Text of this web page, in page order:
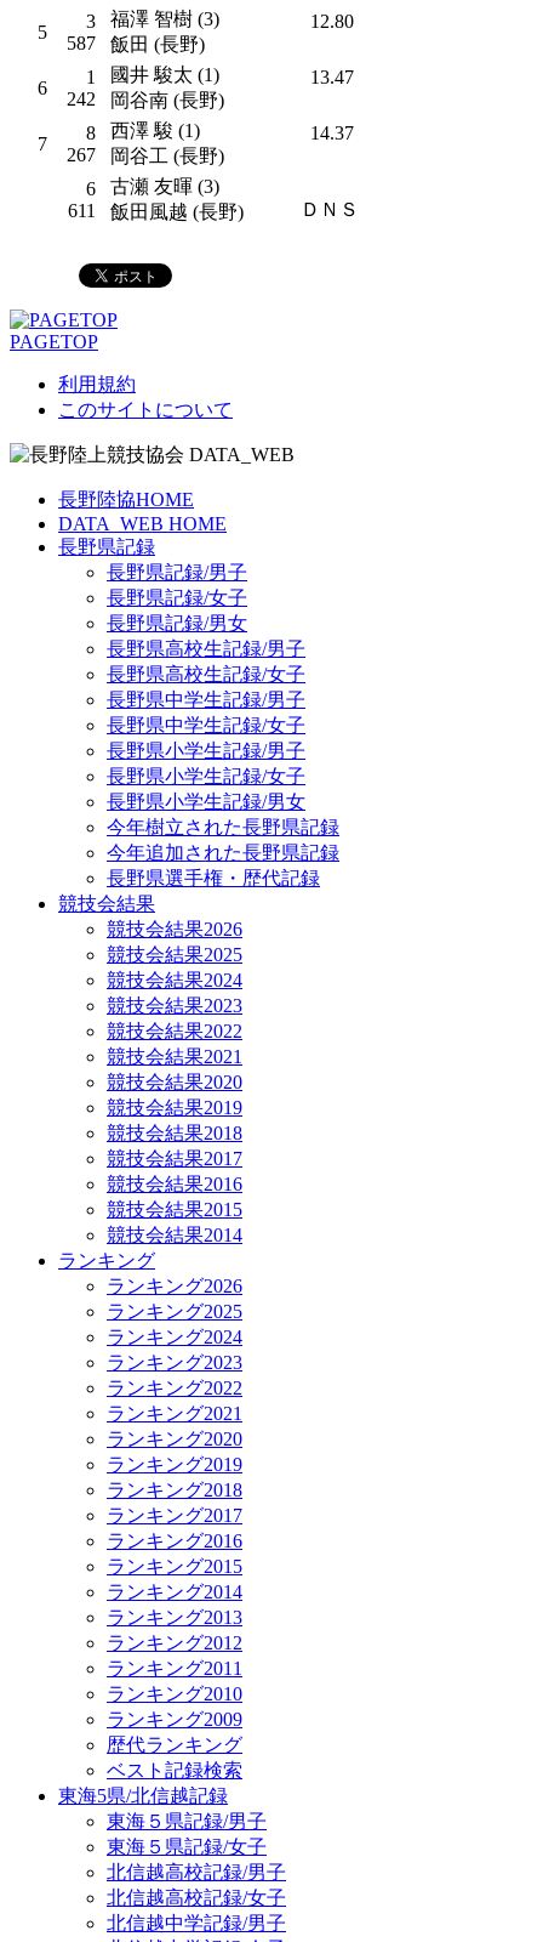
5
3
587
福澤 智樹 (3)
飯田 (長野)
12.80
6
1
242
國井 駿太 (1)
岡谷南 (長野)
13.47
7
8
267
西澤 駿 (1)
岡谷工 (長野)
14.37
6
611
古瀬 友暉 (3)
飯田風越 (長野)
ＤＮＳ
PAGETOP
利用規約
このサイトについて
長野陸協HOME
DATA_WEB HOME
長野県記録
長野県記録/男子
長野県記録/女子
長野県記録/男女
長野県高校生記録/男子
長野県高校生記録/女子
長野県中学生記録/男子
長野県中学生記録/女子
長野県小学生記録/男子
長野県小学生記録/女子
長野県小学生記録/男女
今年樹立された長野県記録
今年追加された長野県記録
長野県選手権・歴代記録
競技会結果
競技会結果2026
競技会結果2025
競技会結果2024
競技会結果2023
競技会結果2022
競技会結果2021
競技会結果2020
競技会結果2019
競技会結果2018
競技会結果2017
競技会結果2016
競技会結果2015
競技会結果2014
ランキング
ランキング2026
ランキング2025
ランキング2024
ランキング2023
ランキング2022
ランキング2021
ランキング2020
ランキング2019
ランキング2018
ランキング2017
ランキング2016
ランキング2015
ランキング2014
ランキング2013
ランキング2012
ランキング2011
ランキング2010
ランキング2009
歴代ランキング
ベスト記録検索
東海5県/北信越記録
東海５県記録/男子
東海５県記録/女子
北信越高校記録/男子
北信越高校記録/女子
北信越中学記録/男子